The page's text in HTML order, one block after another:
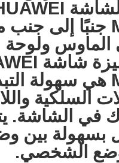
لشاشة
جنبًا إلى جنب
الماوس ولوحة
ميزة شاشة
هي سهولة
السلكية
في الشاشة.
بسهولة بين
الشخصي.